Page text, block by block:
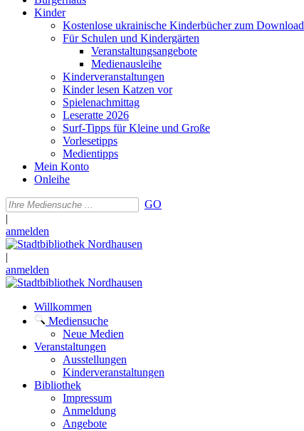
Kinder
Kostenlose ukrainische Kinderbücher zum Download
Für Schulen und Kindergärten
Veranstaltungsangebote
Medienausleihe
Kinderveranstaltungen
Kinder lesen Katzen vor
Spielenachmittag
Leseratte 2026
Surf-Tipps für Kleine und Große
Vorlesetipps
Medientipps
Mein Konto
Onleihe
GO
|
anmelden
|
anmelden
Willkommen
Mediensuche
Neue Medien
Veranstaltungen
Ausstellungen
Kinderveranstaltungen
Bibliothek
Impressum
Anmeldung
Angebote